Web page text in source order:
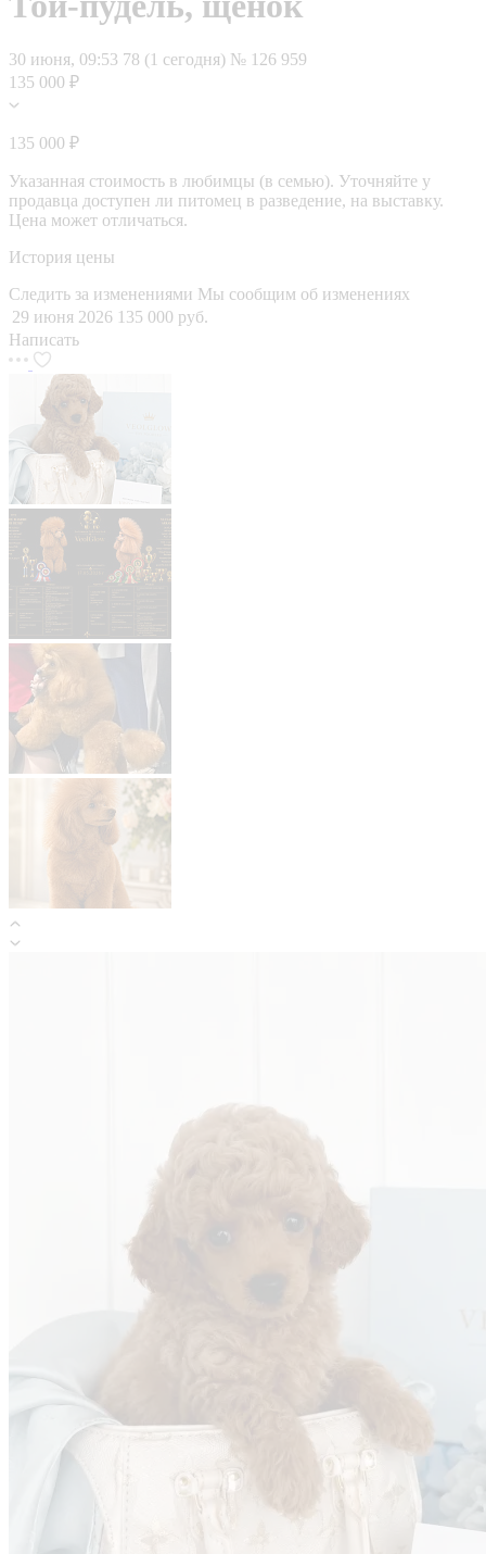
30 июня, 09:53 78 (1 сегодня) № 126 959
135 000 ₽
135 000 ₽
Указанная стоимость в любимцы (в семью). Уточняйте у
продавца доступен ли питомец в разведение, на выставку.
Цена может отличаться.
История цены
Следить за изменениями Мы сообщим об изменениях
29 июня 2026 135 000 руб.
Написать